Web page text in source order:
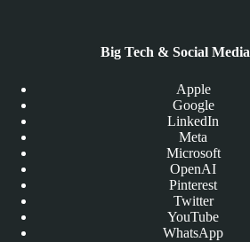
Big Tech & Social Media
Apple
Google
LinkedIn
Meta
Microsoft
OpenAI
Pinterest
Twitter
YouTube
WhatsApp